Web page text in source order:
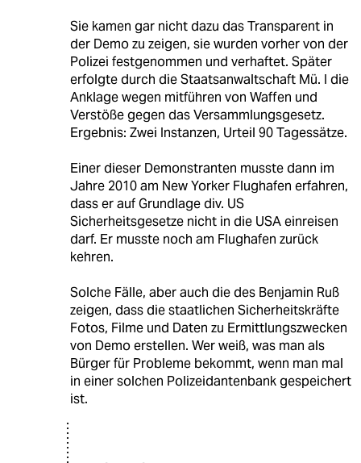
Sie kamen gar nicht dazu das Transparent in
der Demo zu zeigen, sie wurden vorher von der
Polizei festgenommen und verhaftet. Später
erfolgte durch die Staatsanwaltschaft Mü. I die
Anklage wegen mitführen von Waffen und
Verstöße gegen das Versammlungsgesetz.
Ergebnis: Zwei Instanzen, Urteil 90 Tagessätze.
Einer dieser Demonstranten musste dann im
Jahre 2010 am New Yorker Flughafen erfahren,
dass er auf Grundlage div. US
Sicherheitsgesetze nicht in die USA einreisen
darf. Er musste noch am Flughafen zurück
kehren.
Solche Fälle, aber auch die des Benjamin Ruß
zeigen, dass die staatlichen Sicherheitskräfte
Fotos, Filme und Daten zu Ermittlungszwecken
von Demo erstellen. Wer weiß, was man als
Bürger für Probleme bekommt, wenn man mal
in einer solchen Polizeidantenbank gespeichert
ist.